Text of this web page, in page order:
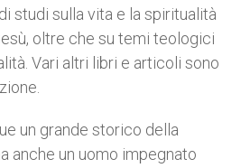
studi sulla vita e la spiritualità
oltre che su temi teologici
Vari altri libri e articoli sono
un grande storico della
anche un uomo impegnato